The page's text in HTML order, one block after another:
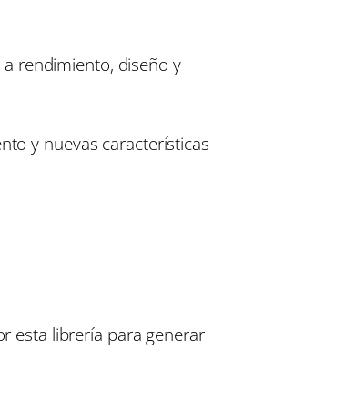
rendimiento, diseño y
y nuevas características
esta librería para generar